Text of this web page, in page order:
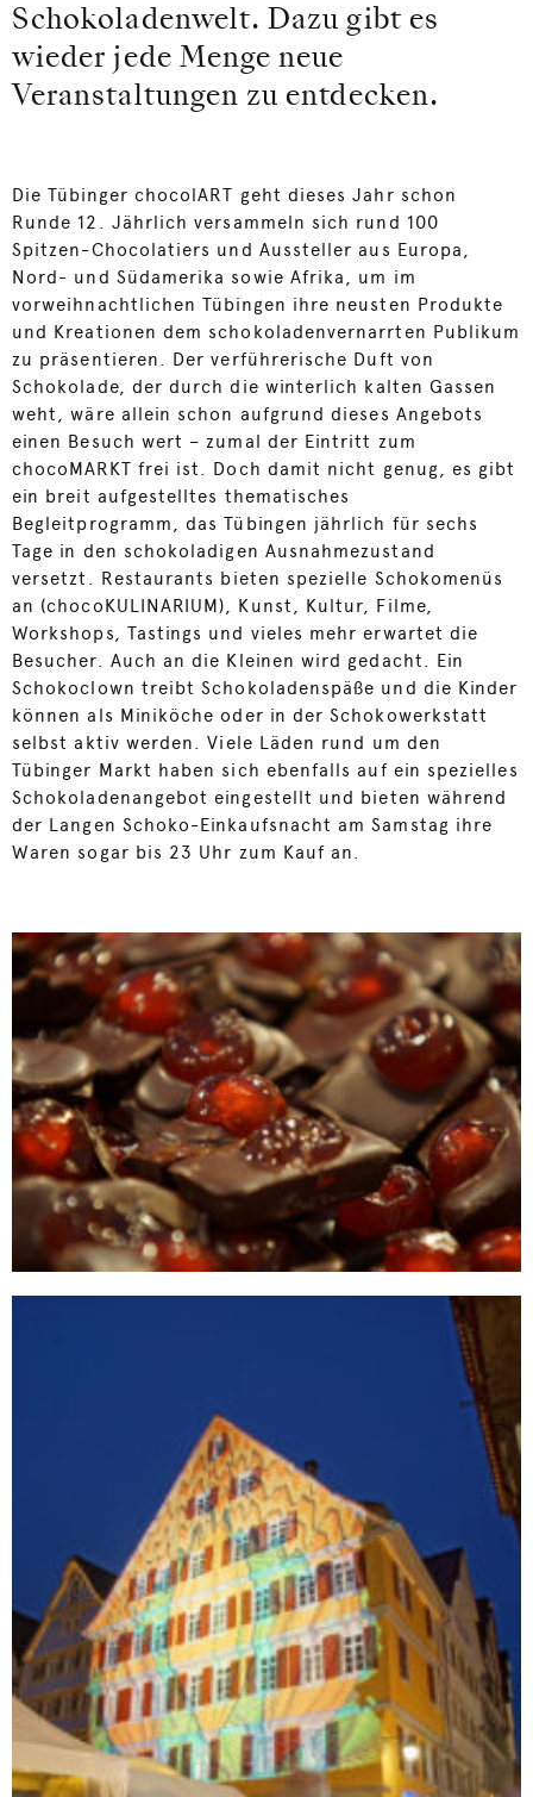
Schokoladenwelt. Dazu gibt es
wieder jede Menge neue
Veranstaltungen zu entdecken.
Die Tübinger chocolART geht dieses Jahr schon
Runde 12. Jährlich versammeln sich rund 100
Spitzen-Chocolatiers und Aussteller aus Europa,
Nord- und Südamerika sowie Afrika, um im
vorweihnachtlichen Tübingen ihre neusten Produkte
und Kreationen dem schokoladenvernarrten Publikum
zu präsentieren. Der verführerische Duft von
Schokolade, der durch die winterlich kalten Gassen
weht, wäre allein schon aufgrund dieses Angebots
einen Besuch wert – zumal der Eintritt zum
chocoMARKT frei ist. Doch damit nicht genug, es gibt
ein breit aufgestelltes thematisches
Begleitprogramm, das Tübingen jährlich für sechs
Tage in den schokoladigen Ausnahmezustand
versetzt. Restaurants bieten spezielle Schokomenüs
an (chocoKULINARIUM), Kunst, Kultur, Filme,
Workshops, Tastings und vieles mehr erwartet die
Besucher. Auch an die Kleinen wird gedacht. Ein
Schokoclown treibt Schokoladenspäße und die Kinder
können als Miniköche oder in der Schokowerkstatt
selbst aktiv werden. Viele Läden rund um den
Tübinger Markt haben sich ebenfalls auf ein spezielles
Schokoladenangebot eingestellt und bieten während
der Langen Schoko-Einkaufsnacht am Samstag ihre
Waren sogar bis 23 Uhr zum Kauf an.